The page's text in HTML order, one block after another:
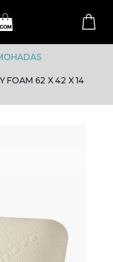
FOAM 62 X 42 X 14